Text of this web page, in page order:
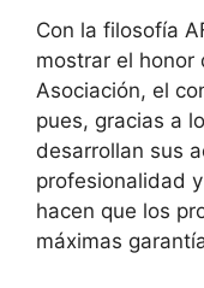
Con la filosofía
mostrar el honor
Asociación, el
pues, gracias a
desarrollan sus
profesionalidad
hacen que los
máximas